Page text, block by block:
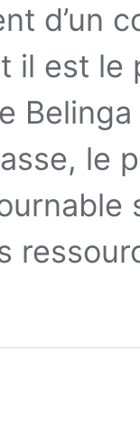
d’un
il est
le